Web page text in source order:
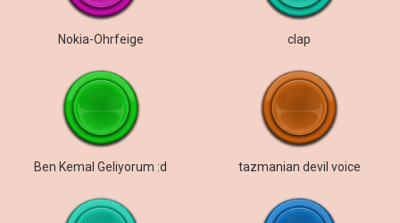
Nokia-Ohrfeige clap
Ben Kemal Geliyorum :d tazmanian devil voice